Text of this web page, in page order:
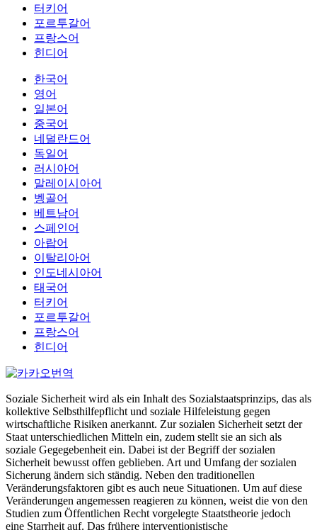
터키어
포르투갈어
프랑스어
힌디어
한국어
영어
일본어
중국어
네덜란드어
독일어
러시아어
말레이시아어
벵골어
베트남어
스페인어
아랍어
이탈리아어
인도네시아어
태국어
터키어
포르투갈어
프랑스어
힌디어
Soziale Sicherheit wird als ein Inhalt des Sozialstaatsprinzips, das als
kollektive Selbsthilfepflicht und soziale Hilfeleistung gegen
wirtschaftliche Risiken anerkannt. Zur sozialen Sicherheit setzt der
Staat unterschiedlichen Mitteln ein, zudem stellt sie an sich als
soziale Gegegebenheit ein. Dabei ist der Begriff der sozialen
Sicherheit bewusst offen geblieben. Art und Umfang der sozialen
Sicherung ändern sich ständig. Neben den traditionellen
Veränderungsfaktoren gibt es auch neue Situationen. Um auf diese
Veränderungen angemessen reagieren zu können, weist die von den
Studien zum Öffentlichen Recht vorgelegte Staatstheorie jedoch
eine Starrheit auf. Das frühere interventionistische